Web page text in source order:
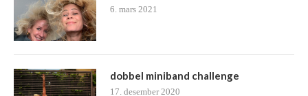
6. mars 2021
dobbel miniband challenge
17. desember 2020